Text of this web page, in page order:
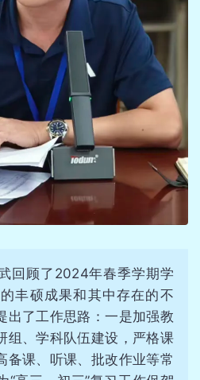
顾了2024年春季学期学
丰硕成果和其中存在的不
出了工作思路：一是加强教
组、学科队伍建设，严格课
备课、听课、批改作业等常